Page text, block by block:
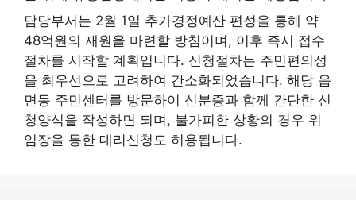
담당부서는 2월 1일 추가경정예산 편성을 통해 약
48억원의 재원을 마련할 방침이며, 이후 즉시 접수
절차를 시작할 계획입니다. 신청절차는 주민편의성
을 최우선으로 고려하여 간소화되었습니다. 해당 읍
면동 주민센터를 방문하여 신분증과 함께 간단한 신
청양식을 작성하면 되며, 불가피한 상황의 경우 위
임장을 통한 대리신청도 허용됩니다.